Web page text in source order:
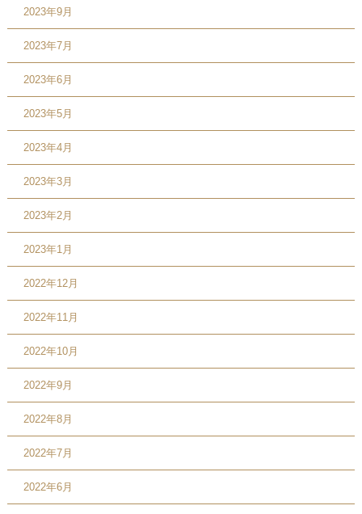
2023年9月
2023年7月
2023年6月
2023年5月
2023年4月
2023年3月
2023年2月
2023年1月
2022年12月
2022年11月
2022年10月
2022年9月
2022年8月
2022年7月
2022年6月